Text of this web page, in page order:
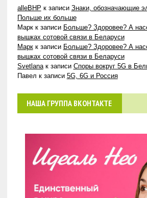
alleBHP к записи Знаки, обозначающие
Польше их больше
Маркк записи Больше? Здоровее? А
вышках сотовой связи в Беларуси
Маркк записи Больше? Здоровее? А
вышках сотовой связи в Беларуси
Svetlanaк записи Споры вокруг 5G в
Павел к записи 5G, 6G и Россия
НАША ГРУППА ВКОНТАКТЕ